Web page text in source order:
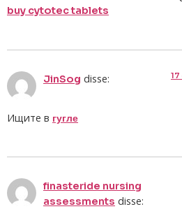
buy cytotec tablets
JinSog disse:
Ищите в гугле
finasteride nursing
assessments disse: